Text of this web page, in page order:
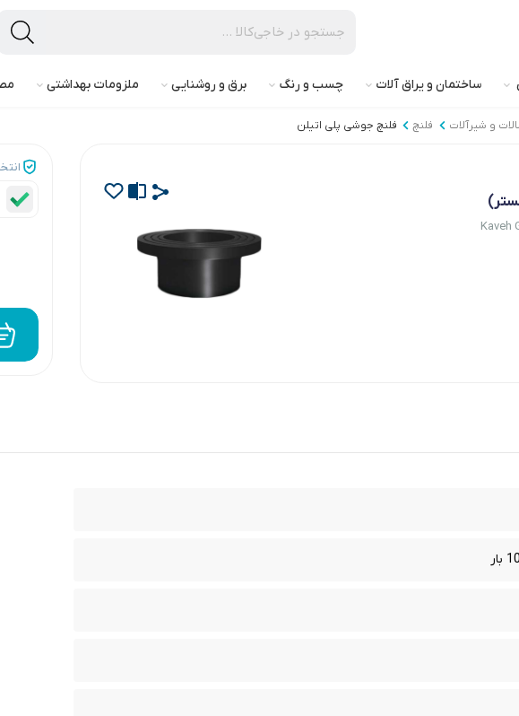
ساختمان و یراق آلات چسب و رنگ برق و روشنایی ملزومات بهداشتی
و شیرآلات فلنچ فلنچ جوشی پلی اتیلن
Kaveh